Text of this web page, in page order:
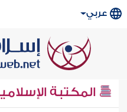
عربي
المكتبة